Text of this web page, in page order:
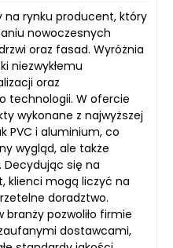
na rynku producent, który
nowoczesnych
oraz fasad. Wyróżnia
niezwykłemu
oraz
technologii. W ofercie
wykonane z najwyższej
PVC i aluminium, co
wygląd, ale także
Decydując się na
klienci mogą liczyć na
doradztwo.
pozwoliło firmie
dostawcami,